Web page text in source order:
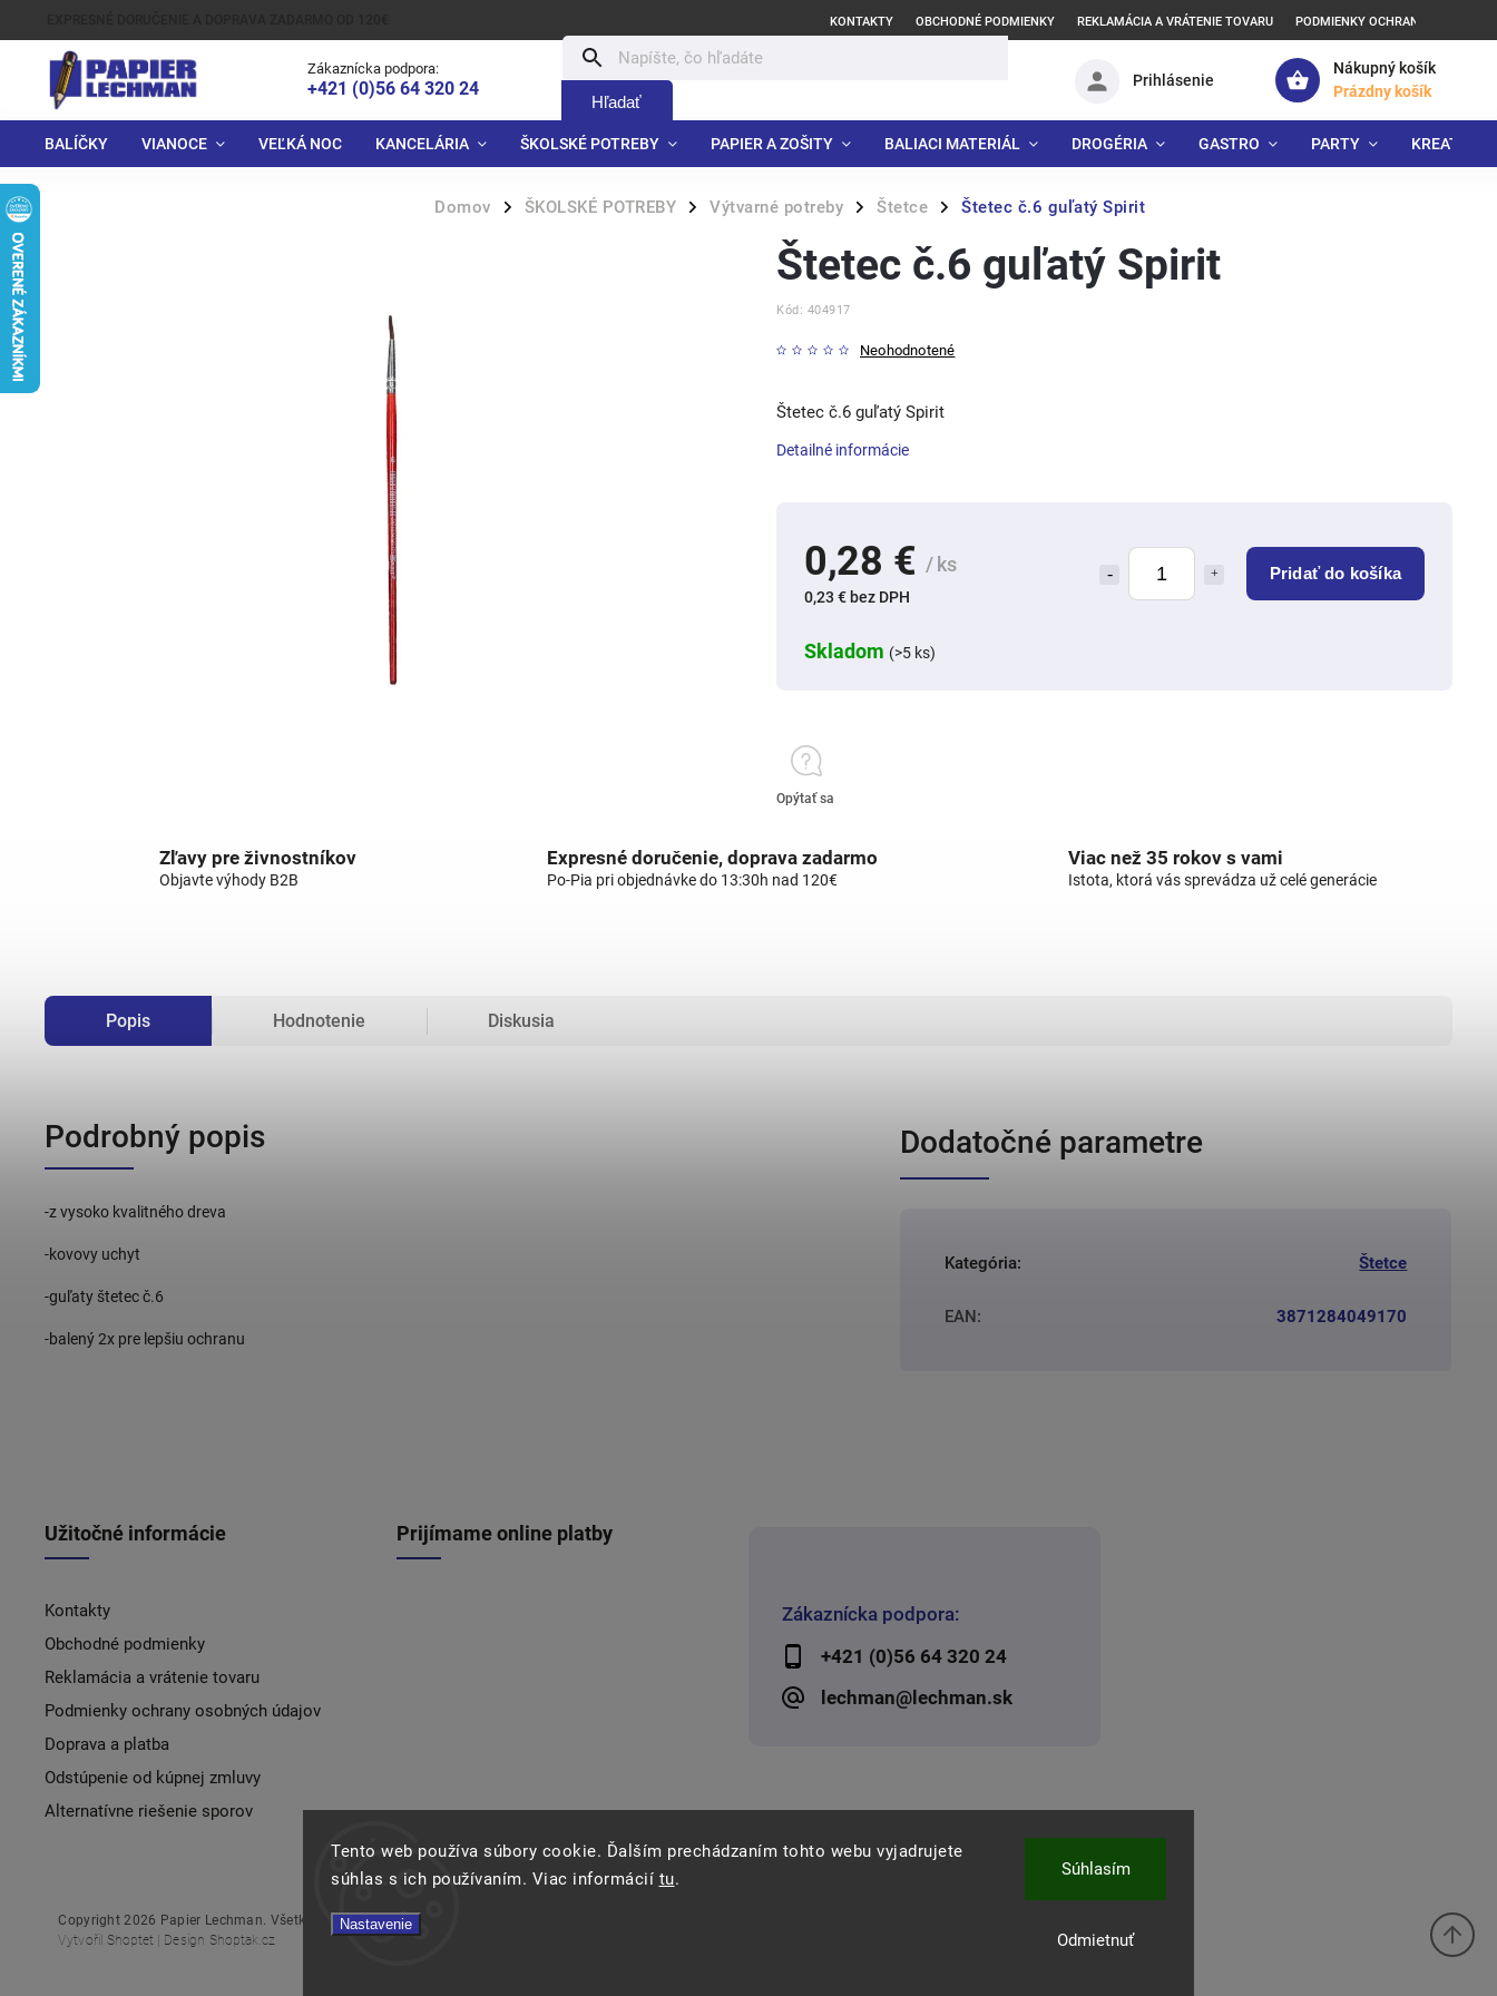
Tento web používa súbory cookie. Ďalším prechádzaním tohto webu vyjadrujete
súhlas s ich používaním. Viac informácií tu.
Nastavenie
Odmietnuť
Súhlasím
KONTAKTY OBCHODNÉ PODMIENKY REKLAMÁCIA A VRÁTENIE TOVARU PODMIENKY OCHRANY
Zákaznícka podpora:
+421 (0)56 64 320 24
Hľadať
Nákupný košík
Prázdny košík
Prihlásenie
BALÍČKY VIANOCE VEĽKÁ NOC KANCELÁRIA ŠKOLSKÉ POTREBY PAPIER A ZOŠITY BALIACI MATERIÁL DROGÉRIA GASTRO PARTY
Domov / ŠKOLSKÉ POTREBY / Výtvarné potreby / Štetce / Štetec č.6 guľatý Spirit
0,28 € / ks
0,23 € bez DPH
Pridať do košíka
Skladom (>5 ks)
Štetec č.6 guľatý Spirit
Kód: 404917
Neohodnotené
Štetec č.6 guľatý Spirit
Detailné informácie
Opýtať sa
Zľavy pre živnostníkov
Objavte výhody B2B
Expresné doručenie, doprava zadarmo
Po-Pia pri objednávke do 13:30h nad 120€
Viac než 35 rokov s vami
Istota, ktorá vás sprevádza už celé generácie
Popis Hodnotenie Diskusia
Podrobný popis
-z vysoko kvalitného dreva
-kovovy uchyt
-guľaty štetec č.6
-balený 2x pre lepšiu ochranu
Dodatočné parametre
Kategória: Štetce
EAN: 3871284049170
Zákaznícka podpora:
+421 (0)56 64 320 24
lechman@lechman.sk
Užitočné informácie
Kontakty
Obchodné podmienky
Reklamácia a vrátenie tovaru
Podmienky ochrany osobných údajov
Doprava a platba
Odstúpenie od kúpnej zmluvy
Alternatívne riešenie sporov
Prijímame online platby
Copyright 2026 Papier Lechman. Všetky práva vyhradené.
Vytvořil Shoptet | Design Shoptak.cz